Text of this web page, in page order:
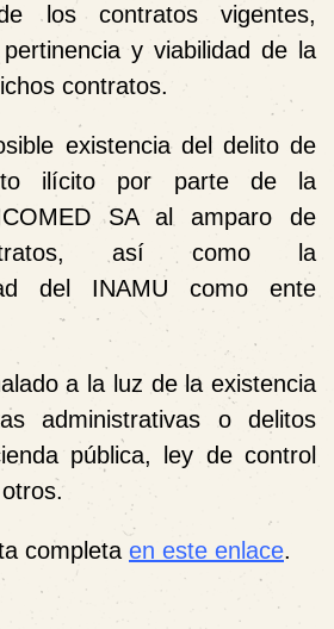
los contratos vigentes,
y viabilidad de la
contratos.
existencia del delito de
ilícito por parte de la
SA al amparo de
así como la
del INAMU como ente
a la luz de la existencia
administrativas o delitos
pública, ley de control
completa en este enlace.